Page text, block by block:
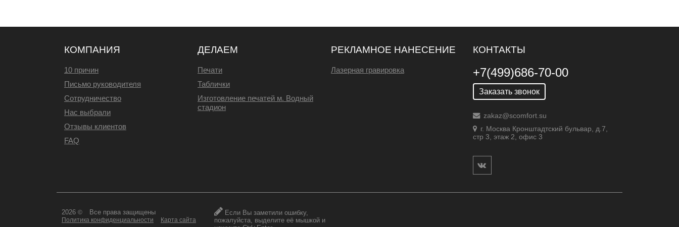
КОНТАКТЫ
+7(499)686-70-00
Заказать звонок
zakaz@scomfort.su
г. Москва Кронштадтский бульвар, д.7,
стр 3, этаж 2, офис 3
КОМПАНИЯ
10 причин
Письмо руководителя
Сотрудничество
Нас выбрали
Отзывы клиентов
FAQ
ДЕЛАЕМ
Печати
Таблички
Изготовление печатей м. Водный
стадион
РЕКЛАМНОЕ НАНЕСЕНИЕ
Лазерная гравировка
2026 © Все права защищены
Политика конфиденциальности Карта сайта
Если Вы заметили ошибку,
пожалуйста, выделите её мышкой и